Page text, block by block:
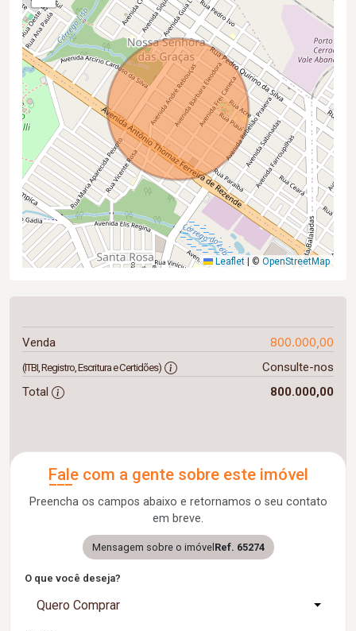
Leaflet | © OpenStreetMap
Venda 800.000,00
(ITBI, Registro, Escritura e Certidões)
Consulte-nos
Total
800.000,00
Fale com a gente sobre este imóvel
Preencha os campos abaixo e retornamos o seu contato
em breve.
Mensagem sobre o imóvel Ref. 65274
O que você deseja?
Quero Comprar